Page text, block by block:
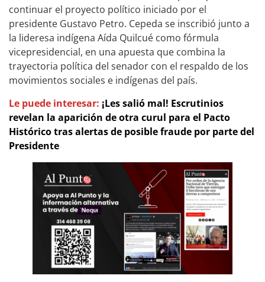
continuar el proyecto político iniciado por el
presidente Gustavo Petro. Cepeda se inscribió junto a
la lideresa indígena Aída Quilcué como fórmula
vicepresidencial, en una apuesta que combina la
trayectoria política del senador con el respaldo de los
movimientos sociales e indígenas del país.
Le puede interesar: ¡Les salió mal! Escrutinios
revelan la aparición de otra curul para el Pacto
Histórico tras alertas de posible fraude por parte del
Presidente